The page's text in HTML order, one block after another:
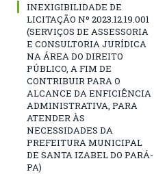
INEXIGIBILIDADE DE
LICITAÇÃO Nº 2023.12.19.001
(SERVIÇOS DE ASSESSORIA
E CONSULTORIA JURÍDICA
NA ÁREA DO DIREITO
PÚBLICO, A FIM DE
CONTRIBUIR PARA O
ALCANCE DA ENFICIÊNCIA
ADMINISTRATIVA, PARA
ATENDER ÀS
NECESSIDADES DA
PREFEITURA MUNICIPAL
DE SANTA IZABEL DO PARÁ-
PA)